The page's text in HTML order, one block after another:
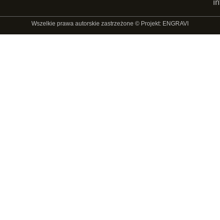
Wszelkie prawa autorskie zastrzeżone © Projekt: ENGRAVI